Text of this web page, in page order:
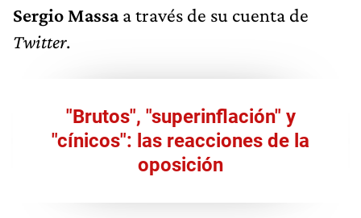
Sergio Massaa través de su cuenta de
Twitter.
"Brutos", "superinflación" y
"cínicos": las reacciones de la
oposición